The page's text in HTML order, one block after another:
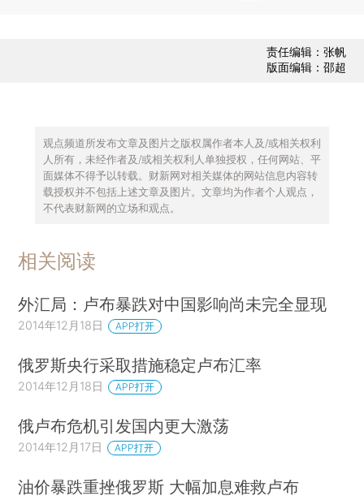
美元，这是4年来的最低值。油价暴跌，使得深度
入锐减，政府支出大打折扣，这又势必会进一步恶
化经济。彭博社预计：俄罗斯2014年增长率可能仅
为0.3%，这将是2008年金融危机后俄罗斯经济表
现最差的一年。
糟糕的经济表现，使得市场预期俄罗斯今年很
罗斯主权债务的评级。穆迪与惠誉将俄罗斯主权信
用评级下调至第二低的投资级评级，而标准普尔早
将俄罗斯的评级降至仅比垃圾级高一档的等级。
糟糕的经济表现，导致对卢布汇率产生悲观预
期，而资本自由流动使得卢布贬值预期实现。俄罗
斯经济部预计净资本流出规模在2014年将激增至
减少资本外流，俄罗斯央行已经上调基准利率至
责任编辑：张帆
版面编辑：邵超
观点频道所发布文章及图片之版权属作者本人及/或相关权利
人所有，未经作者及/或相关权利人单独授权，任何网站、平
面媒体不得予以转载。财新网对相关媒体的网站信息内容转
载授权并不包括上述文章及图片。文章均为作者个人观点，
不代表财新网的立场和观点。
相关阅读
外汇局：卢布暴跌对中国影响尚未完全显现
2014年12月18日 APP打开
俄罗斯央行采取措施稳定卢布汇率
2014年12月18日 APP打开
俄卢布危机引发国内更大激荡
2014年12月17日 APP打开
油价暴跌重挫俄罗斯 大幅加息难救卢布